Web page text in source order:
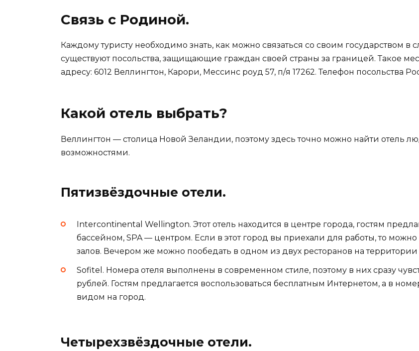
Связь с Родиной.
Каждому туристу необходимо знать, как можно связаться со своим государством в
существуют посольства, защищающие граждан своей страны за границей. Такое
адресу: 6012 Веллингтон, Карори, Мессинс роуд 57, п/я 17262. Телефон посольства
Какой отель выбрать?
Веллингтон — столица Новой Зеландии, поэтому здесь точно можно найти отель
возможностями.
Пятизвёздочные отели.
Intercontinental Wellington. Этот отель находится в центре города, гостям
бассейном, SPA — центром. Если в этот город вы приехали для работы, то
залов. Вечером же можно пообедать в одном из двух ресторанов на территории
Sofitel. Номера отеля выполнены в современном стиле, поэтому в них сразу
рублей. Гостям предлагается воспользоваться бесплатным Интернетом, а в
видом на город.
Четырехзвёздочные отели.